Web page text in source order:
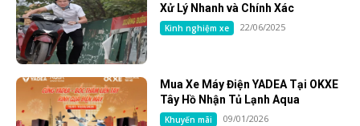
Xử Lý Nhanh và Chính Xác
Kinh nghiệm xe 22/06/2025
Mua Xe Máy Điện YADEA Tại OKXE
Tây Hồ Nhận Tủ Lạnh Aqua
Khuyến mãi 09/01/2026